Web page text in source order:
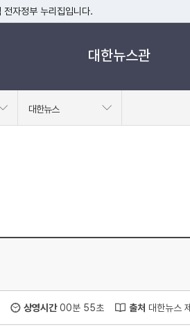
전자정부 누리집입니다.
집은 대한민국 정부기관이 관리하는 누리집입니
대한뉴스관
대한뉴스
상영시간00분 55초 출처 대한뉴스